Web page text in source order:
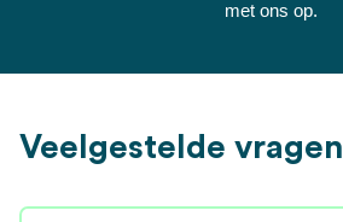
met ons op.
Veelgestelde vragen